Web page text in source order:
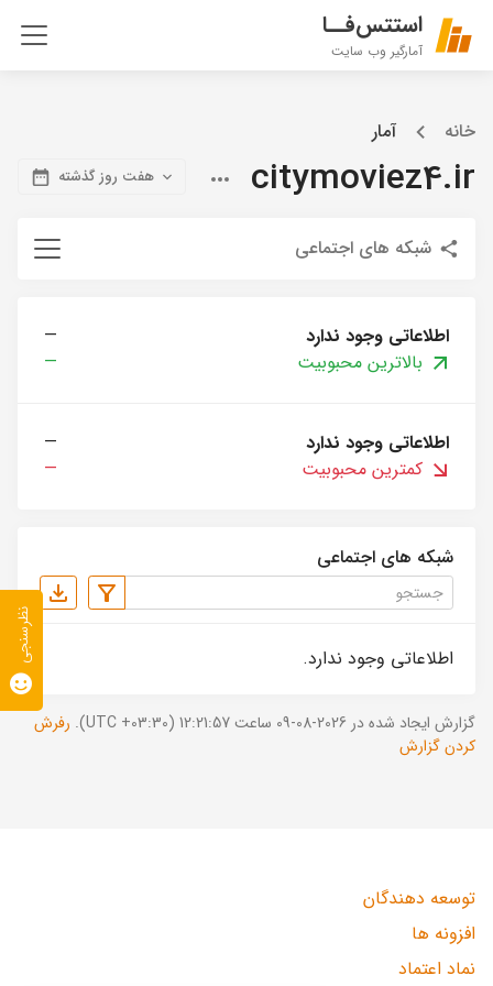
استتس‌فــا
آمارگیر وب سایت
خانه آمار
citymoviez4.ir هفت روز گذشته
شبکه های اجتماعی
اطلاعاتی وجود ندارد
—
بالاترین محبوبیت
—
اطلاعاتی وجود ندارد
—
کمترین محبوبیت
—
شبکه های اجتماعی
اطلاعاتی وجود ندارد.
گزارش ایجاد شده در 2026-08-09 ساعت 12:21:57 (UTC +03:30).
رفرش
کردن گزارش
توسعه دهندگان
افزونه ها
نماد اعتماد
نظرسنجی